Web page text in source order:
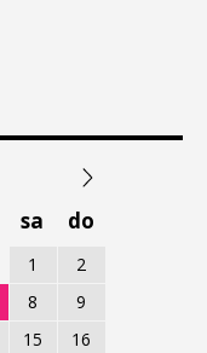
sa do
1
2
8
9
15
16